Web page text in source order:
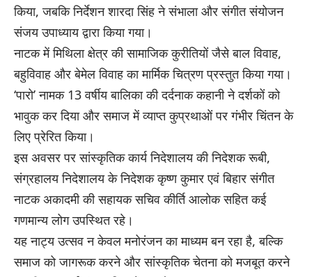
किया, जबकि निर्देशन शारदा सिंह ने संभाला और संगीत संयोजन
संजय उपाध्याय द्वारा किया गया।
नाटक में मिथिला क्षेत्र की सामाजिक कुरीतियों जैसे बाल विवाह,
बहुविवाह और बेमेल विवाह का मार्मिक चित्रण प्रस्तुत किया गया।
‘पारो’ नामक 13 वर्षीय बालिका की दर्दनाक कहानी ने दर्शकों को
भावुक कर दिया और समाज में व्याप्त कुप्रथाओं पर गंभीर चिंतन के
लिए प्रेरित किया।
इस अवसर पर सांस्कृतिक कार्य निदेशालय की निदेशक रूबी,
संग्रहालय निदेशालय के निदेशक कृष्ण कुमार एवं बिहार संगीत
नाटक अकादमी की सहायक सचिव कीर्ति आलोक सहित कई
गणमान्य लोग उपस्थित रहे।
यह नाट्य उत्सव न केवल मनोरंजन का माध्यम बन रहा है, बल्कि
समाज को जागरूक करने और सांस्कृतिक चेतना को मजबूत करने